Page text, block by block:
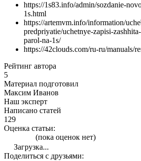
https://1s83.info/admin/sozdanie-
1s.html
https://artemvm.info/information/
predpriyatie/uchetnye-zapisi-
parol-na-1s/
https://42clouds.com/ru-ru/manuals/
Рейтинг автора
5
Материал подготовил
Максим Иванов
Наш эксперт
Написано статей
129
Оценка статьи:
(пока оценок нет)
Загрузка...
Поделиться с друзьями: